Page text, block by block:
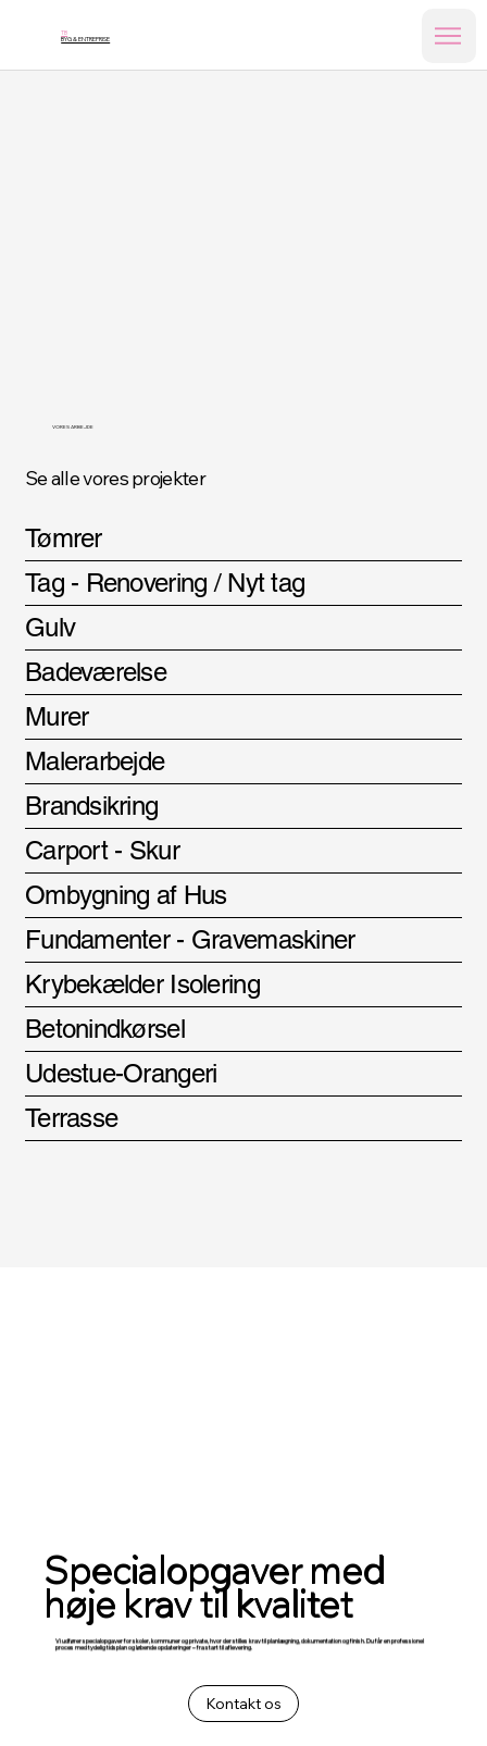
TB
BYG & ENTREPRISE
VORES ARBEJDE
Se alle vores projekter
Tømrer
Tag - Renovering / Nyt tag
Gulv
Badeværelse
Murer
Malerarbejde
Brandsikring
Carport - Skur
Ombygning af Hus
Fundamenter - Gravemaskiner
Krybekælder Isolering
Betonindkørsel
Udestue-Orangeri
Terrasse
Specialopgaver med
høje krav til kvalitet
Vi udfører specialopgaver for skoler, kommuner og private, hvor der stilles krav til planlægning, dokumentation og finish. Du får en professionel
proces med tydelig tidsplan og løbende opdateringer – fra start til aflevering.
Kontakt os